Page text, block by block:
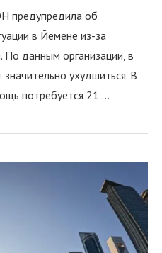
предупредила об
в Йемене из-за
По данным организации, в
ухудшиться. В
потребуется 21 …